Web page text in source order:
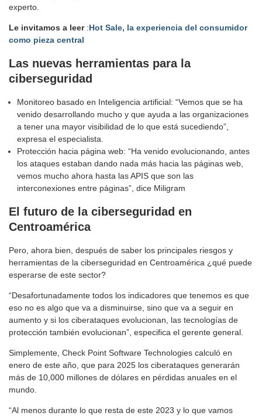
experto.
Le invitamos a leer :Hot Sale, la experiencia del consumidor
como pieza central
Las nuevas herramientas para la
ciberseguridad
Monitoreo basado en Inteligencia artificial: “Vemos que se ha
venido desarrollando mucho y que ayuda a las organizaciones
a tener una mayor visibilidad de lo que está sucediendo”,
expresa el especialista.
Protección hacia página web: “Ha venido evolucionando, antes
los ataques estaban dando nada más hacia las páginas web,
vemos mucho ahora hasta las APIS que son las
interconexiones entre páginas”, dice Miligram
El futuro de la ciberseguridad en
Centroamérica
Pero, ahora bien, después de saber los principales riesgos y
herramientas de la ciberseguridad en Centroamérica ¿qué puede
esperarse de este sector?
“Desafortunadamente todos los indicadores que tenemos es que
eso no es algo que va a disminuirse, sino que va a seguir en
aumento y si los ciberataques evolucionan, las tecnologías de
protección también evolucionan”, especifica el gerente general.
Simplemente, Check Point Software Technologies calculó en
enero de este año, que para 2025 los ciberataques generarán
más de 10,000 millones de dólares en pérdidas anuales en el
mundo.
“Al menos durante lo que resta de este 2023 y lo que vamos